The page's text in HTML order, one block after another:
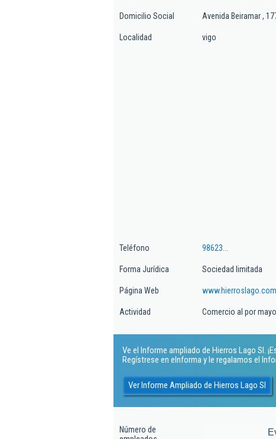
Domicilio Social Avenida Beiramar ,
Localidad vigo
Teléfono 98623...
Forma Jurídica Sociedad limitada
Página Web www.hierroslago.com
Actividad Comercio al por
Ve el Informe ampliado de Hierros Lago Sl.
Regístrese en eInforma y le regalamos el
Ver Informe Ampliado de Hierros Lago Sl
Número de